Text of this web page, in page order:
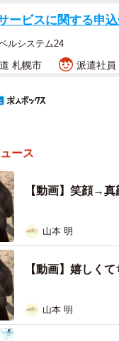
顔で飼い主さんを見上げ
ービスに関する申
ルシステム24
札幌市 派遣社員
ース
【動画】笑顔→
山本 明
【動画】嬉しく
山本 明